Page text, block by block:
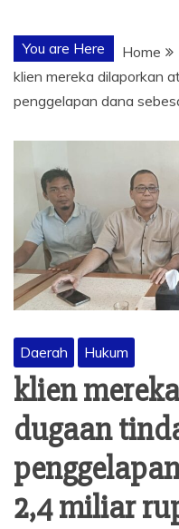
You are Here Home
klien mereka dilaporkan
penggelapan dana
Daerah Hukum
klien
dugaan
2,4 miliar